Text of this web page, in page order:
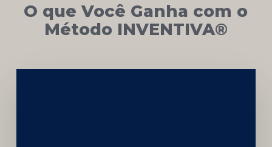
O que Você Ganha com o
Método INVENTIVA®